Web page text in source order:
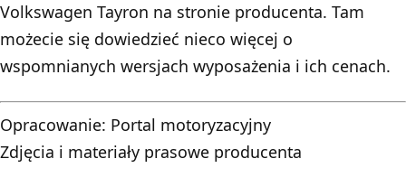
Volkswagen Tayron na stronie producenta. Tam
możecie się dowiedzieć nieco więcej o
wspomnianych wersjach wyposażenia i ich cenach.
Opracowanie: Portal motoryzacyjny
Zdjęcia i materiały prasowe producenta